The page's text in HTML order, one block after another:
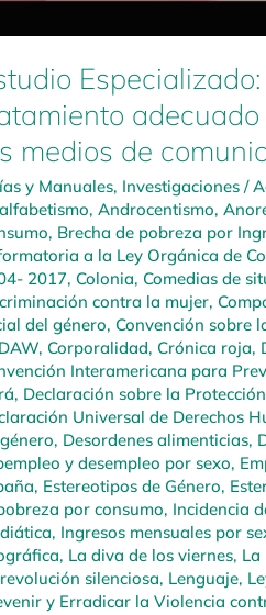
medios de
y Manuales, Investigaciones /
, Androcentismo,
, Brecha de pobreza por
a la Ley Orgánica de
2017, Colonia, Comedias de
contra la mujer,
del género, Convención sobre
, Corporalidad, Crónica roja,
Interamericana para
, Declaración sobre la
Universal de Derechos
, Desordenes alimenticias,
y desempleo por sexo,
, Estereotipos de Género,
por consumo, Incidencia
, Ingresos mensuales por
, La diva de los viernes, La
silenciosa, Lenguaje,
y Erradicar la Violencia